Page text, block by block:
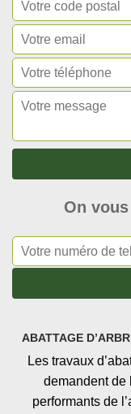
On
ABATTAGE
Les travaux
demandent de
performants de